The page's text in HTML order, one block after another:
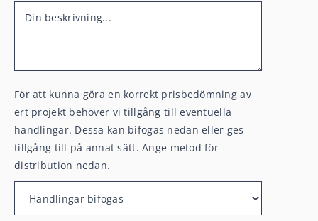
För att kunna göra en korrekt prisbedömning av
ert projekt behöver vi tillgång till eventuella
handlingar. Dessa kan bifogas nedan eller ges
tillgång till på annat sätt. Ange metod för
distribution nedan.